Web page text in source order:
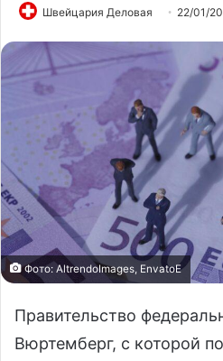
Швейцария Деловая 22/01/
Фото: AltrendoImages, EnvatoE
Правительство
Вюртемберг, с которой по